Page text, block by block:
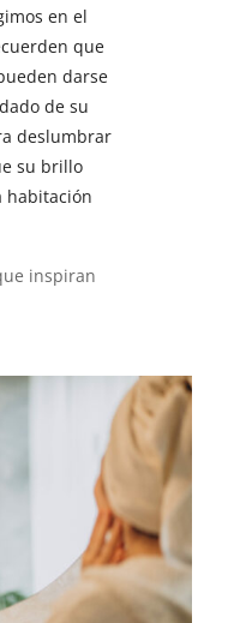
en el
que
darse
de su
deslumbrar
su brillo
habitación